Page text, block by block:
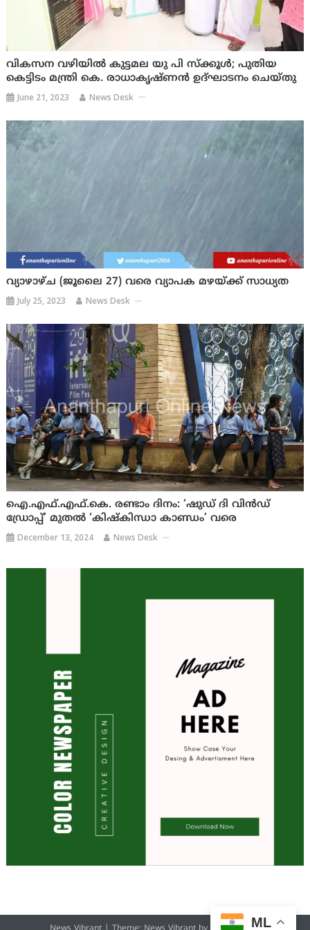
വികസന വഴിയിൽ കുട്ടമല യു പി സ്ക്കൂൾ; പുതിയ
കെട്ടിടം മന്ത്രി കെ. രാധാകൃഷ്ണൻ ഉദ്ഘാടനം ചെയ്തു
June 21, 2023 News Desk
വ്യാഴാഴ്ച (ജൂലൈ 27) വരെ വ്യാപക മഴയ്ക്ക് സാധ്യത
July 25, 2023 News Desk
ഐ.എഫ്.എഫ്.കെ. രണ്ടാം ദിനം: ‘ഷുഡ് ദി വിൻഡ്
ഡ്രോപ്പ്’ മുതൽ ‘കിഷ്‌കിന്ധാ കാണ്ഡം’ വരെ
December 13, 2024 News Desk
ML